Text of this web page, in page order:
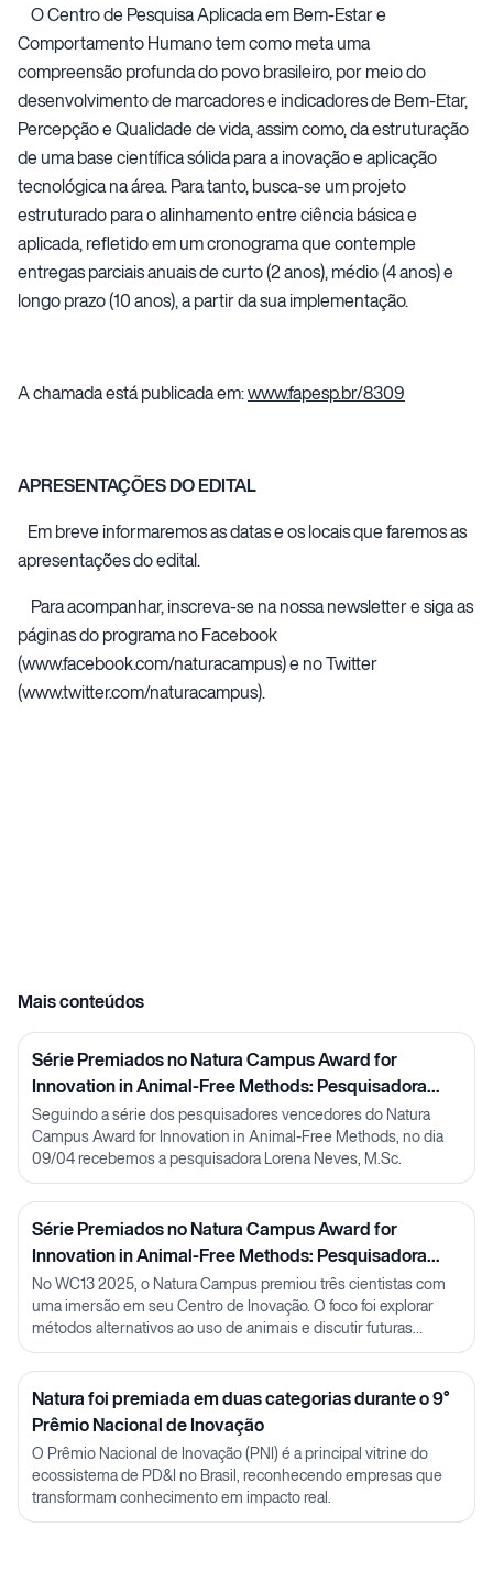
O Centro de Pesquisa Aplicada em Bem-Estar e
Comportamento Humano tem como meta uma
compreensão profunda do povo brasileiro, por meio do
desenvolvimento de marcadores e indicadores de Bem-Etar,
Percepção e Qualidade de vida, assim como, da estruturação
de uma base científica sólida para a inovação e aplicação
tecnológica na área. Para tanto, busca-se um projeto
estruturado para o alinhamento entre ciência básica e
aplicada, refletido em um cronograma que contemple
entregas parciais anuais de curto (2 anos), médio (4 anos) e
longo prazo (10 anos), a partir da sua implementação.
A chamada está publicada em:www.fapesp.br/8309
APRESENTAÇÕES DO EDITAL
Em breve informaremos as datas e os locais que faremos as
apresentações do edital.
Para acompanhar, inscreva-se na nossa newsletter e siga as
páginas do programa no Facebook
(www.facebook.com/naturacampus) e no Twitter
(www.twitter.com/naturacampus).
Mais conteúdos
Série Premiados no Natura Campus Award for
Innovation in Animal-Free Methods: Pesquisadora
Lorena Neves
Seguindo a série dos pesquisadores vencedores do Natura
Campus Award for Innovation in Animal-Free Methods, no dia
09/04 recebemos a pesquisadora Lorena Neves, M.Sc.
Série Premiados no Natura Campus Award for
Innovation in Animal-Free Methods: Pesquisadora
Julia Carnelós
No WC13 2025, o Natura Campus premiou três cientistas com
uma imersão em seu Centro de Inovação. O foco foi explorar
métodos alternativos ao uso de animais e discutir futuras
parcerias em P&D.
Natura foi premiada em duas categorias durante o 9°
Prêmio Nacional de Inovação
O Prêmio Nacional de Inovação (PNI) é a principal vitrine do
ecossistema de PD&I no Brasil, reconhecendo empresas que
transformam conhecimento em impacto real.